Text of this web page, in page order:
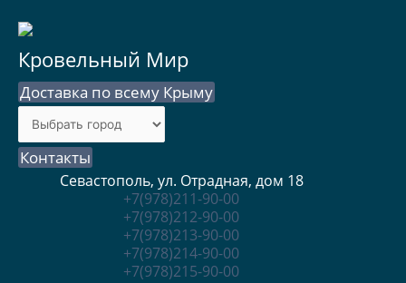
Кровельный Мир
Доставка по всему Крыму
Контакты
Севастополь, ул. Отрадная, дом 18
+7(978)211-90-00
+7(978)212-90-00
+7(978)213-90-00
+7(978)214-90-00
+7(978)215-90-00